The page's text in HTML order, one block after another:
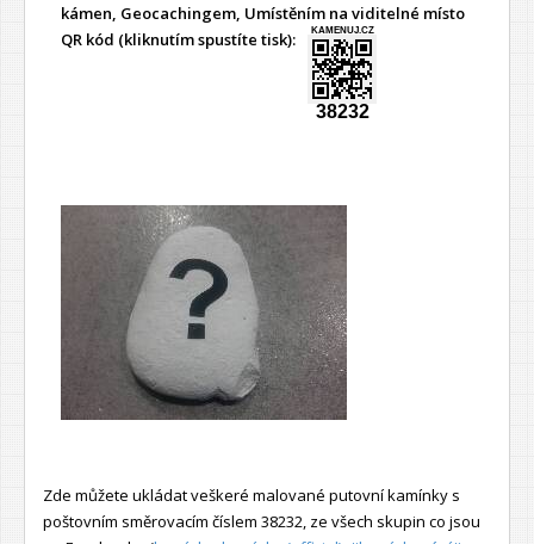
kámen, Geocachingem, Umístěním na viditelné místo
QR kód (kliknutím spustíte tisk):
KAMENUJ.CZ
38232
Zde můžete ukládat veškeré malované putovní kamínky s
poštovním směrovacím číslem 38232, ze všech skupin co jsou